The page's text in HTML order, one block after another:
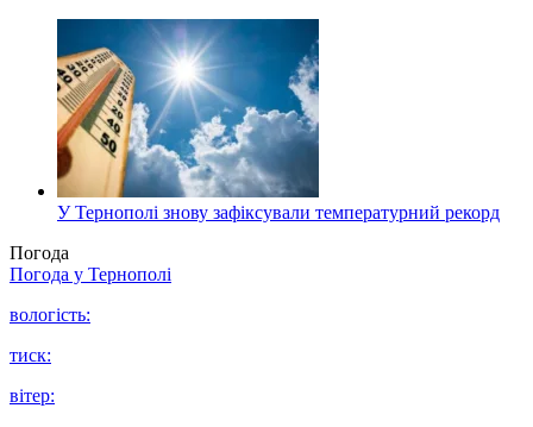
У Тернополі знову зафіксували температурний рекорд
Погода
Погода у Тернополі
вологість:
тиск:
вітер: